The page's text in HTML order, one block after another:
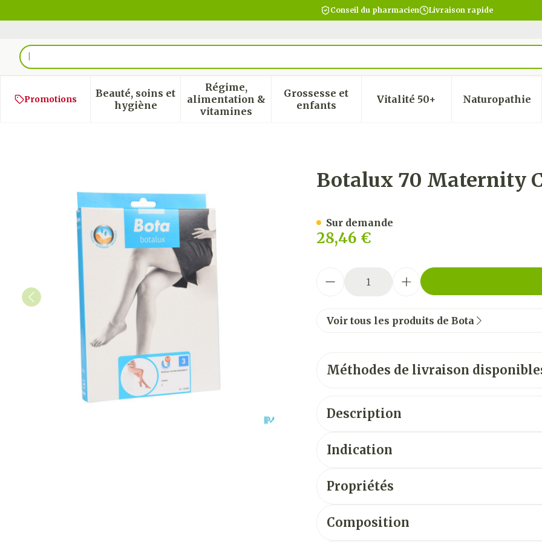
Conseil du pharmacien Livraison rapide
Rechercher
Promotions
Beauté, soins et
hygièneAfficher le sous-menu pour la catégorie Beauté, soins et hygiène
Régime,
alimentation &
vitamines
Afficher le sous-menu pour la catégorie Régime,
Grossesse et
enfantsAfficher le sous-menu pour la catégorie
Vitalité 50+Afficher le sous-menu
Naturopathie
Afficher
Botalux 70 Maternity
28,46 €
Sur demande
Voir tous les produits de Bota
Méthodes de livraison
Description
Indication
Propriétés
Composition